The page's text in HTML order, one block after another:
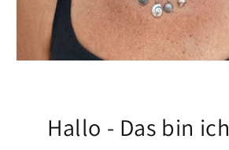
Hallo - Das bin ich